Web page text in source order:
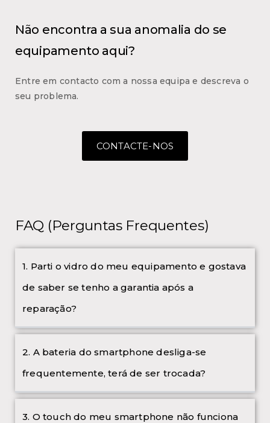
Não encontra a sua anomalia do se
equipamento aqui?
Entre em contacto com a nossa equipa e descreva o
seu problema.
CONTACTE-NOS
FAQ (Perguntas Frequentes)
1. Parti o vidro do meu equipamento e gostava
de saber se tenho a garantia após a
reparação?
2. A bateria do smartphone desliga-se
frequentemente, terá de ser trocada?
3. O touch do meu smartphone não funciona